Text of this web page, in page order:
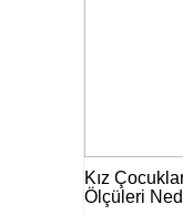
Kız
Ölçüleri